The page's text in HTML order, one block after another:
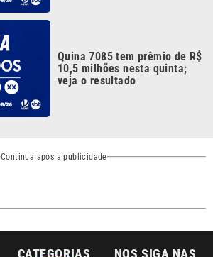
Quina 7085 tem prêmio de R$
10,5 milhões nesta quinta;
veja o resultado
Continua após a publicidade
Esportes